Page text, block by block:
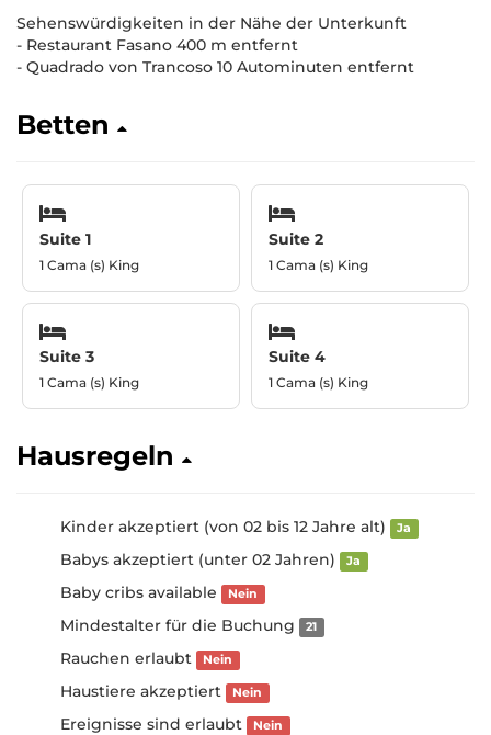
Sehenswürdigkeiten in der Nähe der Unterkunft
- Restaurant Fasano 400 m entfernt
- Quadrado von Trancoso 10 Autominuten entfernt
Betten
Suite 1
1 Cama (s) King
Suite 2
1 Cama (s) King
Suite 3
1 Cama (s) King
Suite 4
1 Cama (s) King
Hausregeln
Kinder akzeptiert (von 02 bis 12 Jahre alt) Ja
Babys akzeptiert (unter 02 Jahren) Ja
Baby cribs available Nein
Mindestalter für die Buchung 21
Rauchen erlaubt Nein
Haustiere akzeptiert Nein
Ereignisse sind erlaubt Nein